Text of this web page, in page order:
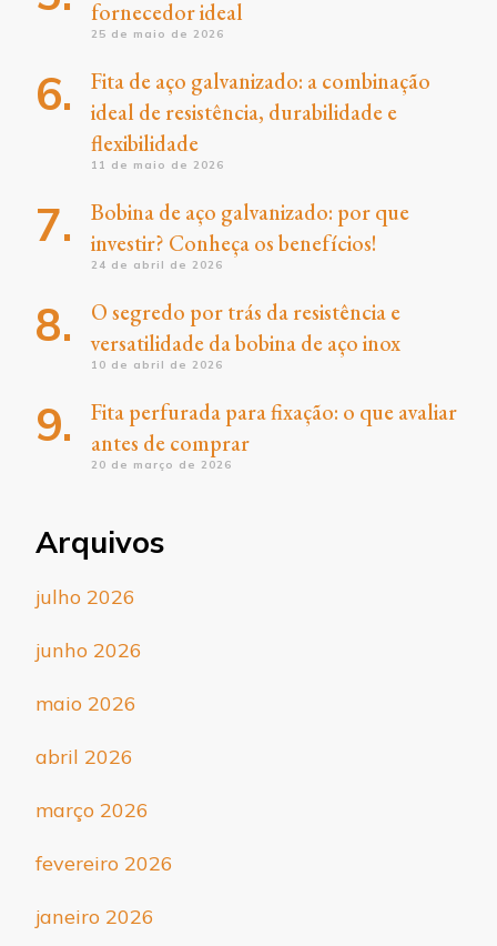
fornecedor ideal
25 de maio de 2026
Fita de aço galvanizado: a combinação
ideal de resistência, durabilidade e
flexibilidade
11 de maio de 2026
Bobina de aço galvanizado: por que
investir? Conheça os benefícios!
24 de abril de 2026
O segredo por trás da resistência e
versatilidade da bobina de aço inox
10 de abril de 2026
Fita perfurada para fixação: o que avaliar
antes de comprar
20 de março de 2026
Arquivos
julho 2026
junho 2026
maio 2026
abril 2026
março 2026
fevereiro 2026
janeiro 2026